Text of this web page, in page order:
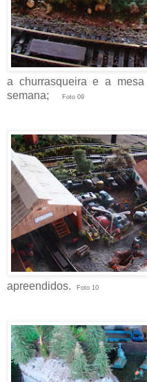
a churrasqueira e a
semana;
Foto 09
apreendidos.
Foto 10